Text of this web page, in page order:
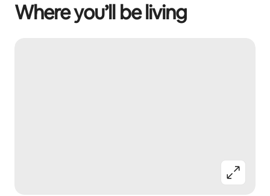
Where you’ll be living